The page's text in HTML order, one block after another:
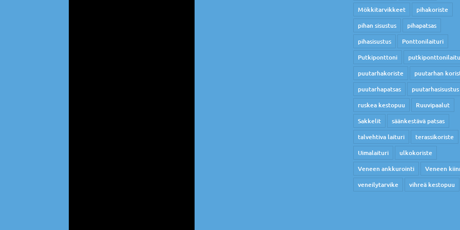
Mökkitarvikkeet
pihakoriste
pihan sisustus
pihapatsas
pihasisustus
Ponttonilaituri
Putkiponttoni
puutarhakoriste
puutarhan
puutarhapatsas
puutarhasisustus
ruskea kestopuu
Ruuvipaalut
Sakkelit
säänkestävä patsas
talvehtiva laituri
terassikoriste
Uimalaituri
ulkokoriste
Veneen ankkurointi
Veneen
veneilytarvike
vihreä kestopuu